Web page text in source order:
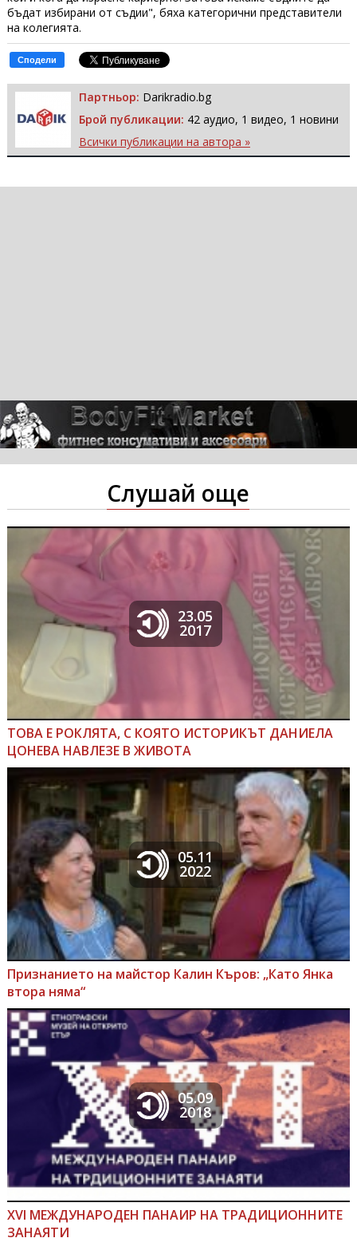
бъдат избирани от съдии", бяха категорични представители
на колегията.
Сподели
Партньор: Darikradio.bg
Брой публикации: 42 аудио, 1 видео, 1 новини
Всички публикации на автора »
Слушай още
23.05
2017
ТОВА Е РОКЛЯТА, С КОЯТО ИСТОРИКЪТ ДАНИЕЛА
ЦОНЕВА НАВЛЕЗЕ В ЖИВОТА
05.11
2022
Признанието на майстор Калин Къров: „Като Янка
втора няма“
05.09
2018
ХVІ МЕЖДУНАРОДЕН ПАНАИР НА ТРАДИЦИОННИТЕ
ЗАНАЯТИ